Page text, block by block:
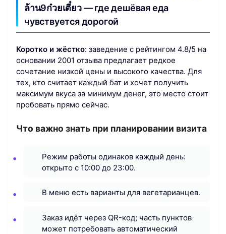
ล้าน9ก๋วยเตี๋ยว — где дешёвая еда
чувствуется дорогой
Коротко и жёстко: заведение с рейтингом 4.8/5 на
основании 2001 отзыва предлагает редкое
сочетание низкой цены и высокого качества. Для
тех, кто считает каждый бат и хочет получить
максимум вкуса за минимум денег, это место стоит
пробовать прямо сейчас.
Что важно знать при планировании визита
Режим работы одинаков каждый день:
открыто с 10:00 до 23:00.
В меню есть варианты для вегетарианцев.
Заказ идёт через QR-код; часть пунктов
может потребовать автоматический